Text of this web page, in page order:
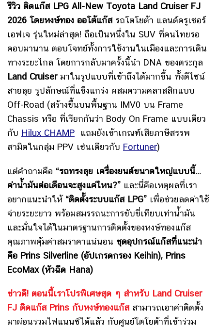
รีวิว ติดแก๊ส LPG All-New Toyota Land Cruiser FJ
2026 โดยหงษ์ทอง ออโต้แก๊ส รถโตโยต้า แลนด์ครูเซอร์
เอฟเจ รุ่นใหม่ล่าสุด! ถือเป็นหนึ่งใน SUV ที่คนไทยรอ
คอบมานาน ตอบโจทย์ทั้งการใช้งานในเมืองและการเดิน
ทางระยะไกล โดยการกลับมาครั้งนี้นำ DNA ของตระกูล
Land Cruiserมาในรูปแบบที่เข้าถึงได้มากขึ้น ทั้งดีไซน์
สายลุย รูปลักษณ์ที่แข็งแกร่ง ผสมความคลาสสิกแบบ
Off-Road (สร้างขึ้นบนพื้นฐาน IMV0 บน Frame
Chassis หรือ ที่เรียกกันว่า Body On Frame แบบเดียว
กับ Hilux CHAMP แถมยังเข้าเกณฑ์เสียภาษีสรรพ
สามิตในกลุ่ม PPV เช่นเดียวกับ Fortuner)
แต่คำถามคือ “รถทรงลุย เครื่องยนต์ขนาดใหญ่แบบนี้…
ค่าน้ำมันต่อเดือนจะสูงแค่ไหน?” และนี่คือเหตุผลที่เรา
อยากแนะนำให้ “ติดตั้งระบบแก๊ส LPG” เพื่อช่วยลดค่าใช้
จ่ายระยะยาว พร้อมสมรรถนะการขับขี่เทียบเท่าน้ำมัน
และมั่นใจได้ในมาตรฐานการติดตั้งของหงษ์ทองแก๊ส
คุณภาพคุ้มค่าสมราคาแน่นอน ชุดอุปกรณ์แก๊สที่แนะนำ
คือ Prins Silverline (อัปเกรดกรอง Keihin), Prins
EcoMax (หัวฉีด Hana)
ข่าวดี! ตอนนี้เราโปรพิเศษสุด ๆ สำหรับ Land Cruiser
FJ ติดแก๊ส Prins กับหงษ์ทองแก๊ส สามารถเอาค่าติดตั้ง
มาผ่อนรวมไฟแนนซ์ได้แล้ว กับศูนย์โตโยต้าที่เข้าร่วม